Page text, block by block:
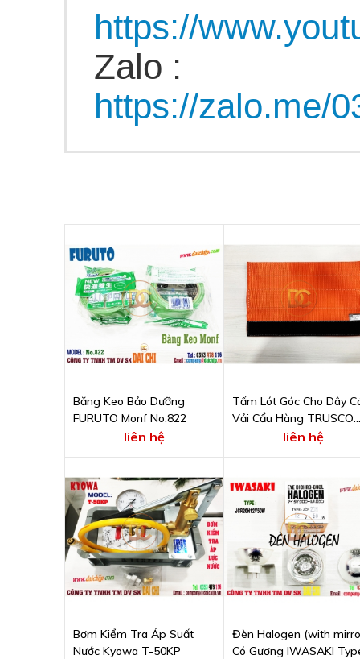
https://
Zalo :
https://zalo.me/
Băng Keo Bảo Dưỡng
FURUTO Monf No.822
liên hệ
Tấm Lót Góc Cho Dây
Vải Cẩu Hàng TRUSCO
liên hệ
Bơm Kiểm Tra Áp Suất
Nước Kyowa T-50KP
Đèn Halogen (with
Có Gương IWASAKI